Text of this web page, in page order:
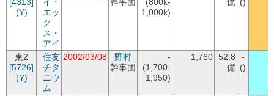
[4313]
(Y)
イ・
エッ
ク
ス・
アイ
幹事団
(800k-
1,000k)
億 ()
東2
[5726]
(Y)
住友
チタ
ニウ
ム
2002/03/08
野村
幹事団
-
(1,700-
1,950)
1,760 52.8
億
-
()